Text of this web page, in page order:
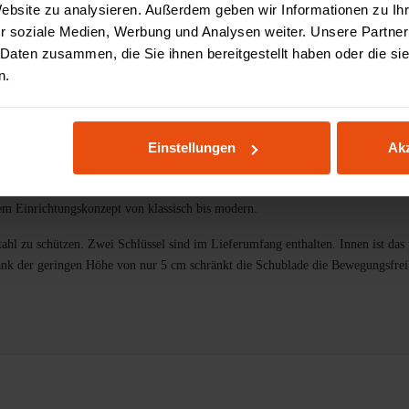
zu analysieren. Außerdem geben wir Informationen zu
soziale Medien, Werbung und Analysen weiter. Unsere
zusammen, die Sie ihnen bereitgestellt haben oder die
Einstellungen
Varianten Vorteile Spezifikationen
mit Schloss auf modulare Bürokonzepte. Mit Schrauben lässt sich das
Einrichtungskonzept von klassisch bis modern.
zu schützen. Zwei Schlüssel sind im Lieferumfang enthalten. Innen ist
der geringen Höhe von nur 5 cm schränkt die Schublade die